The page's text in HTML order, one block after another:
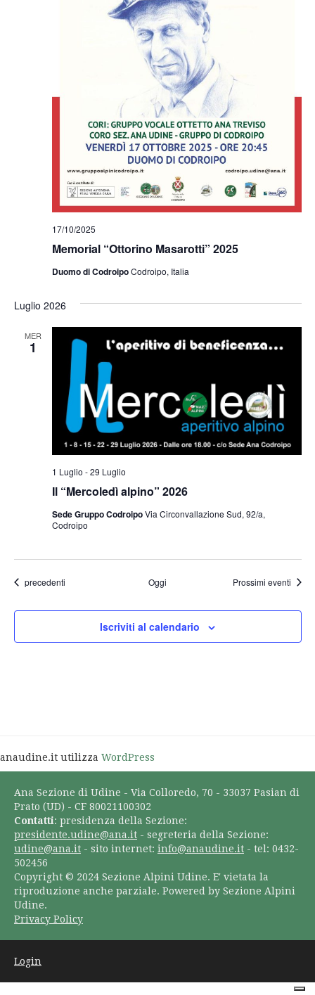
Memorial “Ottorino Masarotti” 2025
17/10/2025
Duomo di CodroipoCodroipo, Italia
Luglio 2026
MER
1
Il “Mercoledì alpino” 2026
1 Luglio -29 Luglio
Sede Gruppo CodroipoVia Circonvallazione Sud, 92/a,
Codroipo
Eventi
precedenti Oggi Prossimi eventi
Iscriviti al calendario
anaudine.it utilizza WordPress
Ana Sezione di Udine - Via Colloredo, 70 - 33037 Pasian di
Prato (UD) - CF 80021100302
Contatti: presidenza della Sezione:
presidente.udine@ana.it - segreteria della Sezione:
udine@ana.it - sito internet: info@anaudine.it - tel: 0432-
502456
Copyright © 2024 Sezione Alpini Udine. E' vietata la
riproduzione anche parziale. Powered by Sezione Alpini
Udine.
Privacy Policy
Login